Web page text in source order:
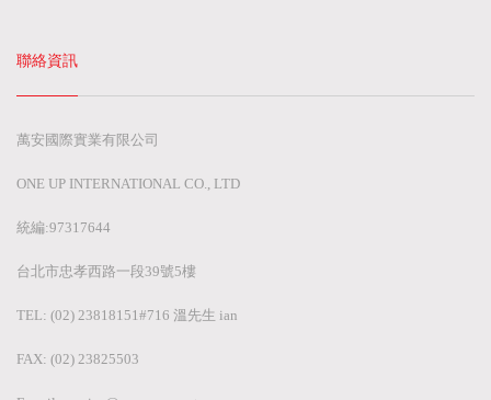
聯絡資訊
萬安國際實業有限公司
ONE UP INTERNATIONAL CO., LTD
統編:97317644
台北市忠孝西路一段39號5樓
TEL: (02) 23818151#716 溫先生 ian
FAX: (02) 23825503